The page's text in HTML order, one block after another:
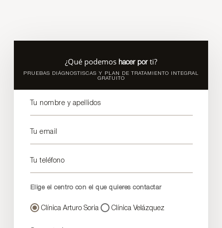
¿Qué podemos hacer porti?
PRUEBAS DIÁGNOSTISCAS Y PLAN DE TRATAMIENTO INTEGRAL
GRATUITO
Tu nombre y apellidos
Tu email
Tu teléfono
Elige el centro con el que quieres contactar
Clínica Arturo Soria Clínica Velázquez